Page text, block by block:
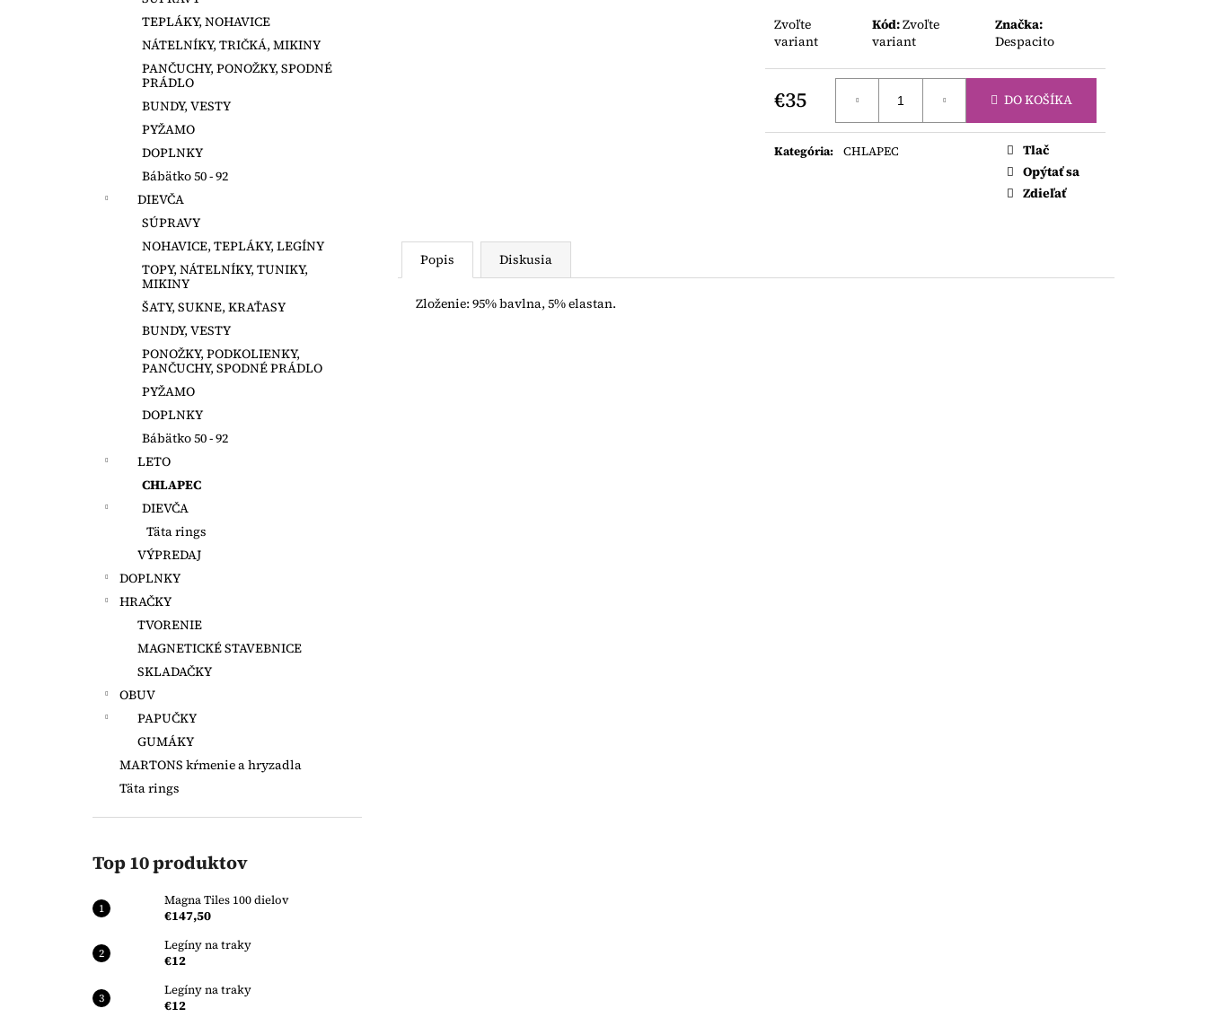
TEPLÁKY, NOHAVICE
NÁTELNÍKY, TRIČKÁ, MIKINY
PANČUCHY, PONOŽKY, SPODNÉ
PRÁDLO
BUNDY, VESTY
PYŽAMO
DOPLNKY
Bábätko 50 - 92
DIEVČA
SÚPRAVY
NOHAVICE, TEPLÁKY, LEGÍNY
TOPY, NÁTELNÍKY, TUNIKY,
MIKINY
ŠATY, SUKNE, KRAŤASY
BUNDY, VESTY
PONOŽKY, PODKOLIENKY,
PANČUCHY, SPODNÉ PRÁDLO
PYŽAMO
DOPLNKY
Bábätko 50 - 92
LETO
CHLAPEC
DIEVČA
Täta rings
VÝPREDAJ
DOPLNKY
HRAČKY
TVORENIE
MAGNETICKÉ STAVEBNICE
SKLADAČKY
OBUV
PAPUČKY
GUMÁKY
MARTONS kŕmenie a hryzadla
Täta rings
Top 10 produktov
Magna Tiles 100 dielov
€147,50
Legíny na traky
€12
Legíny na traky
€12
Zvoľte
variant
Kód:Zvoľte
variant
Značka:
Despacito
€35
Jednotková
cena:
DO KOŠÍKA
Kategória: CHLAPEC
Tlač
Opýtať sa
Zdieľať
Popis Diskusia
Zloženie: 95% bavlna, 5% elastan.
€147,50